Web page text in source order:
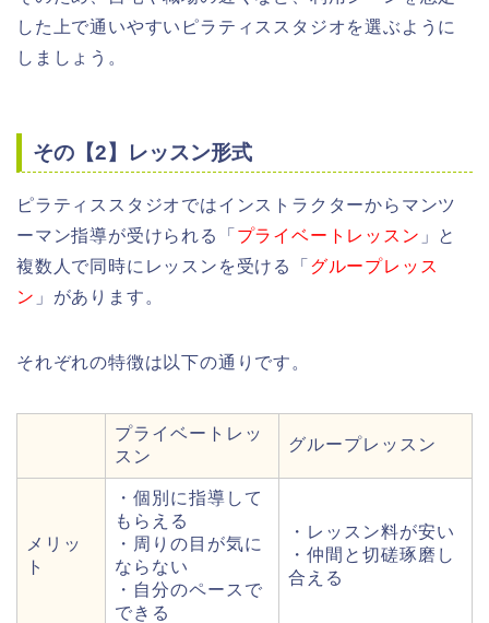
した上で通いやすいピラティススタジオを選ぶように
しましょう。
その【2】レッスン形式
ピラティススタジオではインストラクターからマンツ
ーマン指導が受けられる「 プライベートレッスン 」と
複数人で同時にレッスンを受ける「 グループレッス
ン 」があります。
それぞれの特徴は以下の通りです。
プライベートレッ
スン
グループレッスン
メリッ
ト
・個別に指導して
もらえる
・周りの目が気に
ならない
・自分のペースで
できる
・レッスン料が安い
・仲間と切磋琢磨し
合える